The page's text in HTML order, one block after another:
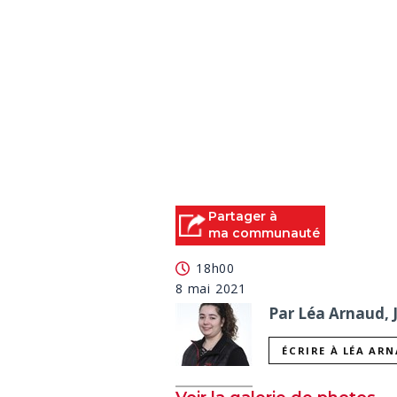
Partager à
ma communauté
18h00
8 mai 2021
Par Léa Arnaud,
ÉCRIRE À LÉA